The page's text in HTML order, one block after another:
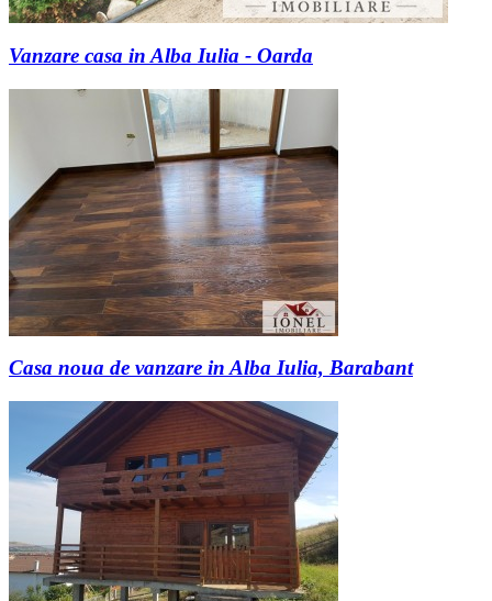
Vanzare casa in Alba Iulia - Oarda
Casa noua de vanzare in Alba Iulia, Barabant